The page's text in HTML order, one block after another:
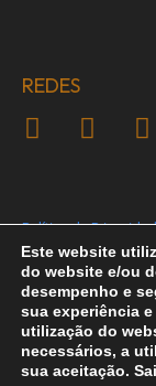
REDES
Política de
Política de Cookies
Termos e Condições
Newsletter
Este website
do website e/ou
desempenho e
sua experiência
utilização do
necessários, a
sua aceitação.